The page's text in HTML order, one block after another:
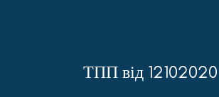
ТПП від